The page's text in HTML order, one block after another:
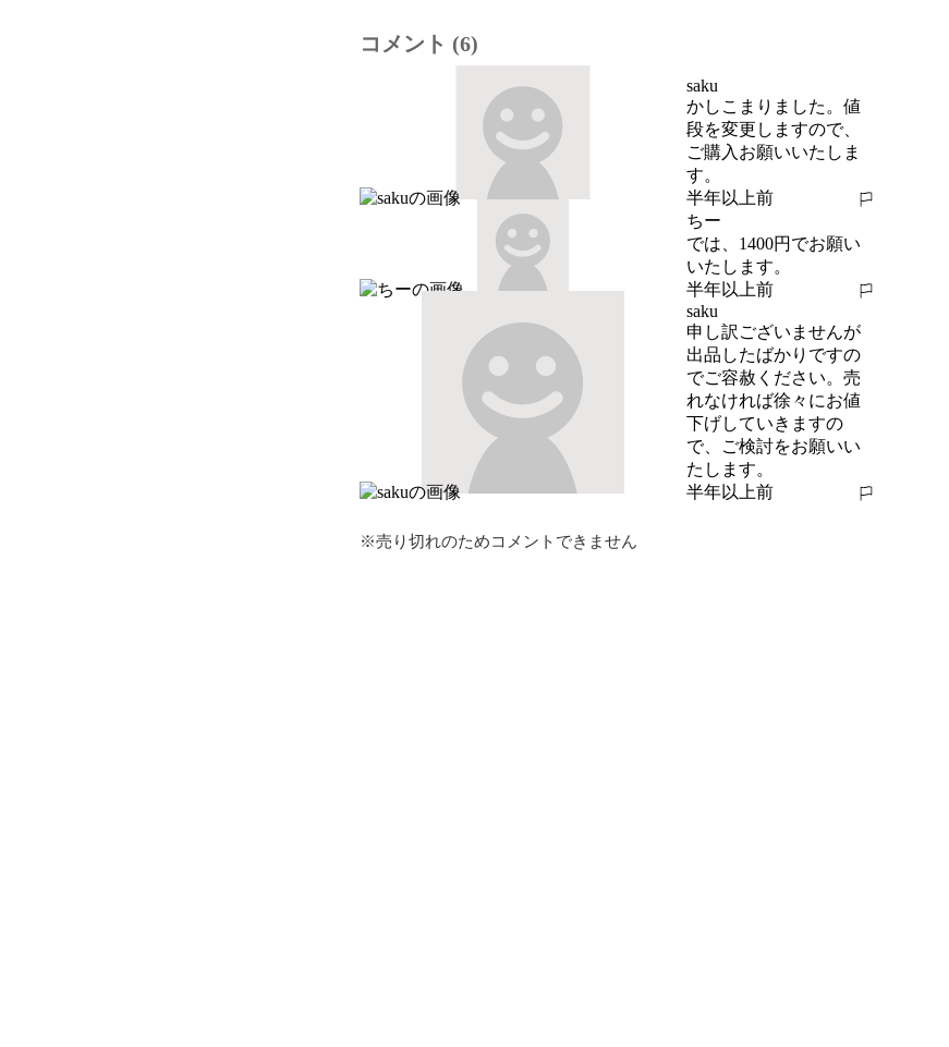
コメント (6)
saku
かしこまりました。値
段を変更しますので、
ご購入お願いいたしま
す。
半年以上前
報告する
ちー
では、1400円でお願い
いたします。
半年以上前
報告する
saku
申し訳ございませんが
出品したばかりですの
でご容赦ください。売
れなければ徐々にお値
下げしていきますの
で、ご検討をお願いい
たします。
半年以上前
報告する
※売り切れのためコメントできません